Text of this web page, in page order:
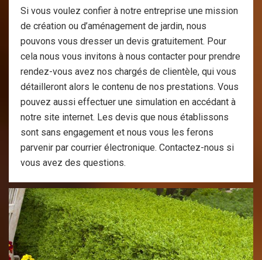
Si vous voulez confier à notre entreprise une mission
de création ou d’aménagement de jardin, nous
pouvons vous dresser un devis gratuitement. Pour
cela nous vous invitons à nous contacter pour prendre
rendez-vous avez nos chargés de clientèle, qui vous
détailleront alors le contenu de nos prestations. Vous
pouvez aussi effectuer une simulation en accédant à
notre site internet. Les devis que nous établissons
sont sans engagement et nous vous les ferons
parvenir par courrier électronique. Contactez-nous si
vous avez des questions.